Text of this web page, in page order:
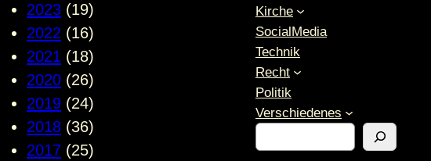
2023 (19)
2022 (16)
2021 (18)
2020 (26)
2019 (24)
2018 (36)
2017 (25)
Kirche
SocialMedia
Technik
Recht
Politik
Verschiedenes
S
u